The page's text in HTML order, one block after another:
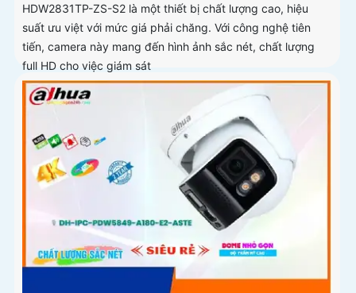
HDW2831TP-ZS-S2 là một thiết bị chất lượng cao, hiệu
suất ưu việt với mức giá phải chăng. Với công nghệ tiên
tiến, camera này mang đến hình ảnh sắc nét, chất lượng
full HD cho việc giám sát